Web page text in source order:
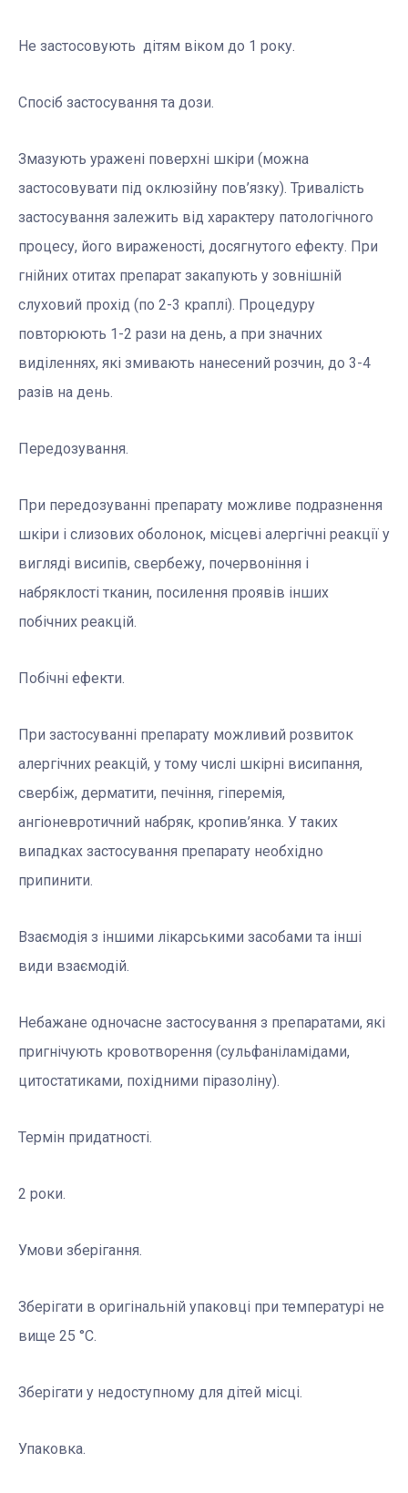
Не застосовують дітям віком до 1 року.
Спосіб застосування та дози.
Змазують уражені поверхні шкіри (можна
застосовувати під оклюзійну пов’язку). Тривалість
застосування залежить від характеру патологічного
процесу, його вираженості, досягнутого ефекту. При
гнійних отитах препарат закапують у зовнішній
слуховий прохід (по 2-3 краплі). Процедуру
повторюють 1-2 рази на день, а при значних
виділеннях, які змивають нанесений розчин, до 3-4
разів на день.
Передозування.
При передозуванні препарату можливе подразнення
шкіри і слизових оболонок, місцеві алергічні реакції у
вигляді висипів, свербежу, почервоніння і
набряклості тканин, посилення проявів інших
побічних реакцій.
Побічні ефекти.
При застосуванні препарату можливий розвиток
алергічних реакцій, у тому числі шкірні висипання,
свербіж, дерматити, печіння, гіперемія,
ангіоневротичний набряк, кропив’янка. У таких
випадках застосування препарату необхідно
припинити.
Взаємодія з іншими лікарськими засобами та інші
види взаємодій.
Небажане одночасне застосування з препаратами, які
пригнічують кровотворення (сульфаніламідами,
цитостатиками, похідними піразоліну).
Термін придатності.
2 роки.
Умови зберігання.
Зберігати в оригінальній упаковці при температурі не
вище 25 °С.
Зберігати у недоступному для дітей місці.
Упаковка.